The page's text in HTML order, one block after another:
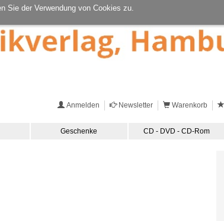
Sie der Verwendung von Cookies zu.
Anmelden Newsletter Warenkorb
Geschenke CD - DVD - CD-Rom